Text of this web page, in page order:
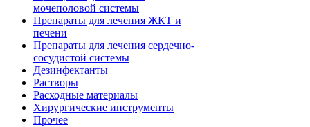
мочеполовой системы
Препараты для лечения ЖКТ и
печени
Препараты для лечения сердечно-
сосудистой системы
Дезинфектанты
Растворы
Расходные материалы
Хирургические инструменты
Прочее